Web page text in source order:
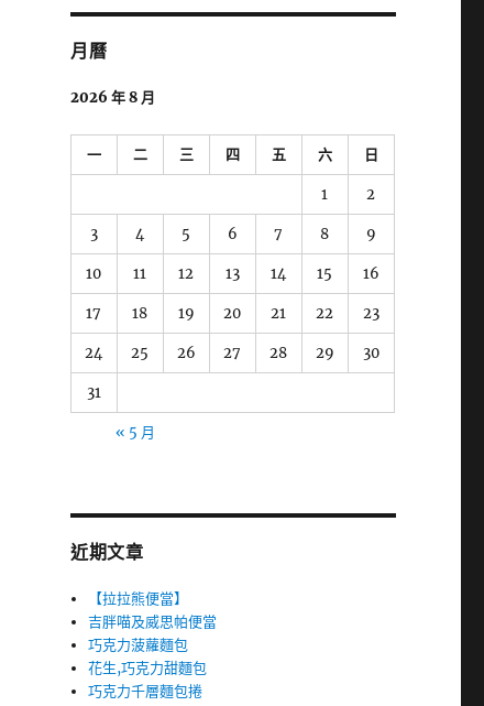
字:
月曆
2026 年 8 月
一 二 三 四 五 六 日
1 2
3 4 5 6 7 8 9
10 11 12 13 14 15 16
17 18 19 20 21 22 23
24 25 26 27 28 29 30
31
« 5 月
近期文章
【拉拉熊便當】
吉胖喵及威思帕便當
巧克力菠蘿麵包
花生,巧克力甜麵包
巧克力千層麵包捲